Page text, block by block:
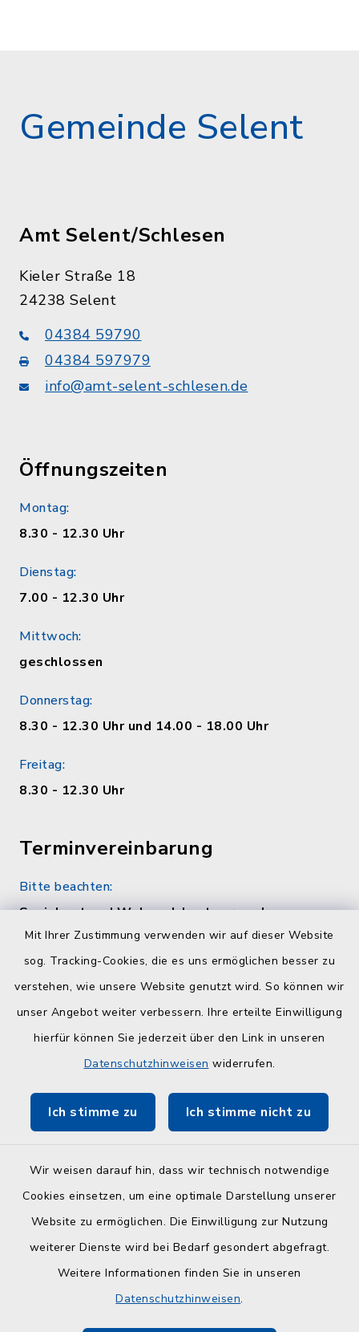
Mit Ihrer Zustimmung verwenden wir auf dieser Website
sog. Tracking-Cookies, die es uns ermöglichen besser zu
verstehen, wie unsere Website genutzt wird. So können wir
unser Angebot weiter verbessern. Ihre erteilte Einwilligung
hierfür können Sie jederzeit über den Link in unseren
Datenschutzhinweisen widerrufen.
Ich stimme zu Ich stimme nicht zu
Wir weisen darauf hin, dass wir technisch notwendige
Cookies einsetzen, um eine optimale Darstellung unserer
Website zu ermöglichen. Die Einwilligung zur Nutzung
weiterer Dienste wird bei Bedarf gesondert abgefragt.
Weitere Informationen finden Sie in unseren
Datenschutzhinweisen.
Gemeinde Selent
Amt Selent/Schlesen
Kieler Straße 18
24238 Selent
04384 59790
04384 597979
info@amt-selent-schlesen.de
Öffnungszeiten
Montag:
8.30 - 12.30 Uhr
Dienstag:
7.00 - 12.30 Uhr
Mittwoch:
geschlossen
Donnerstag:
8.30 - 12.30 Uhr und 14.00 - 18.00 Uhr
Freitag:
8.30 - 12.30 Uhr
Terminvereinbarung
Bitte beachten:
Sozialamt und Wohngeldamt nur nach
telefonischer Vereinbarung unter 04384 5979-
Quicklinks
Kreisverwaltung Plön
ZuFiSH
Barrierefreiheit